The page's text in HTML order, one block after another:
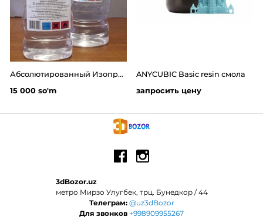
Абсолютированный Изопропиловый спирт -100мл изопропанол 99.8%
15 000 so'm
ANYCUBIC Basic resin смола
запросить цену
3dBozor.uz
метро Мирзо Улугбек, трц. Бунедкор / 44
Телеграм: @uz3dBozor
Для звонков +998909955267